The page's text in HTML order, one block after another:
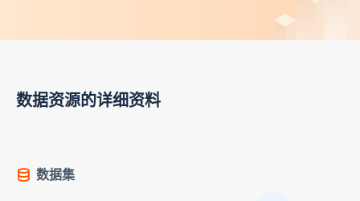
数据资源的详细资料
数据集